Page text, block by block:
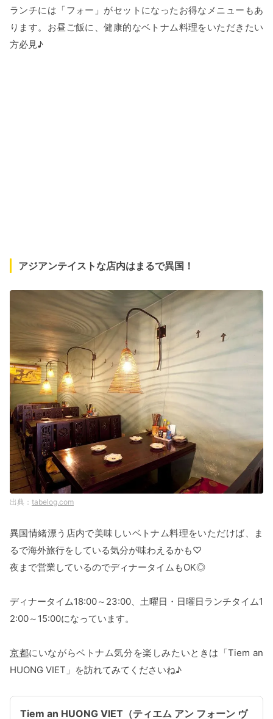
ランチには「フォー」がセットになったお得なメニューもあ
ります。お昼ご飯に、健康的なベトナム料理をいただきたい
方必見♪
アジアンテイストな店内はまるで異国！
tabelog.com
異国情緒漂う店内で美味しいベトナム料理をいただけば、ま
るで海外旅行をしている気分が味わえるかも♡
夜まで営業しているのでディナータイムもOK◎
ディナータイム18:00～23:00、土曜日・日曜日ランチタイム1
2:00～15:00になっています。
京都にいながらベトナム気分を楽しみたいときは「Tiem an
HUONG VIET」を訪れてみてくださいね♪
Tiem an HUONG VIET（ティエム アン フォーン ヴ